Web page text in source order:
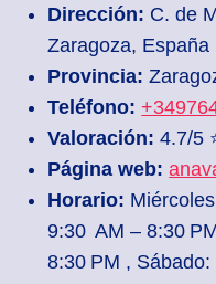
Dirección: C. de
Zaragoza, España
Provincia:
Teléfono:
Valoración: 4.7/5
Página web:
Horario:
9:30 AM – 8:30
8:30 PM ,